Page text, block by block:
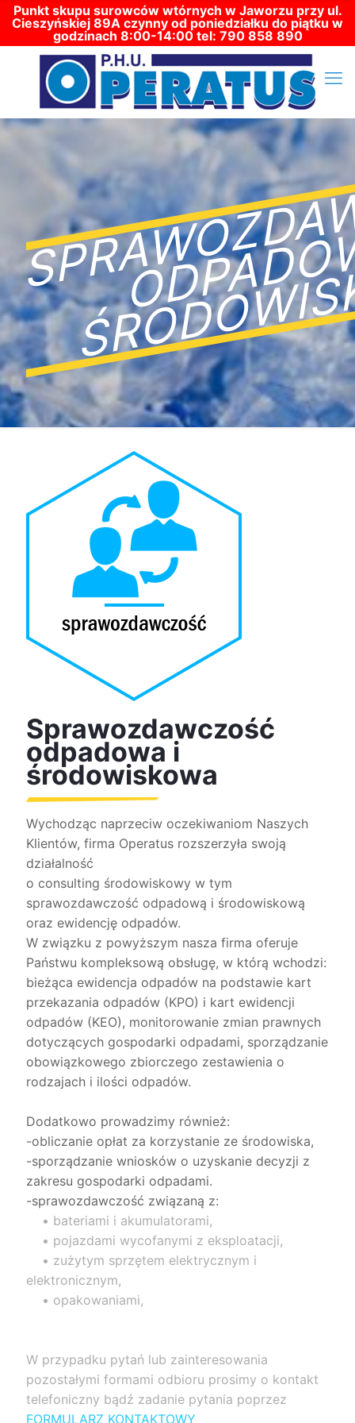
Punkt skupu surowców wtórnych w Jaworzu przy ul.
Cieszyńskiej 89A czynny od poniedziałku do piątku w
godzinach 8:00-14:00 tel: 790 858 890
Sprawozdawczość
odpadowa i
środowiskowa
Wychodząc naprzeciw oczekiwaniom Naszych
Klientów, firma Operatus rozszerzyła swoją
działalność
o consulting środowiskowy w tym
sprawozdawczość odpadową i środowiskową
oraz ewidencję odpadów.
W związku z powyższym nasza firma oferuje
Państwu kompleksową obsługę, w którą wchodzi:
bieżąca ewidencja odpadów na podstawie kart
przekazania odpadów (KPO) i kart ewidencji
odpadów (KEO), monitorowanie zmian prawnych
dotyczących gospodarki odpadami, sporządzanie
obowiązkowego zbiorczego zestawienia o
rodzajach i ilości odpadów.
Dodatkowo prowadzimy również:
-obliczanie opłat za korzystanie ze środowiska,
-sporządzanie wniosków o uzyskanie decyzji z
zakresu gospodarki odpadami.
-sprawozdawczość związaną z:
• bateriami i akumulatorami,
• pojazdami wycofanymi z eksploatacji,
• zużytym sprzętem elektrycznym i
elektronicznym,
• opakowaniami,
W przypadku pytań lub zainteresowania
pozostałymi formami odbioru prosimy o kontakt
telefoniczny bądź zadanie pytania poprzez
FORMULARZ KONTAKTOWY